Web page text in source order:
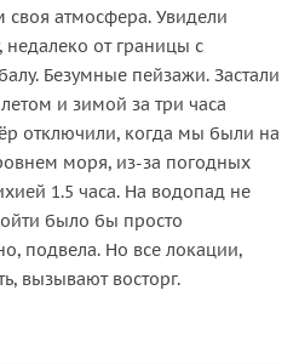
своя атмосфера. Увидели
недалеко от границы с
Безумные пейзажи. Застали
и зимой за три часа
отключили, когда мы были на
моря, из-за погодных
1.5 часа. На водопад не
было бы просто
подвела. Но все локации,
вызывают восторг.